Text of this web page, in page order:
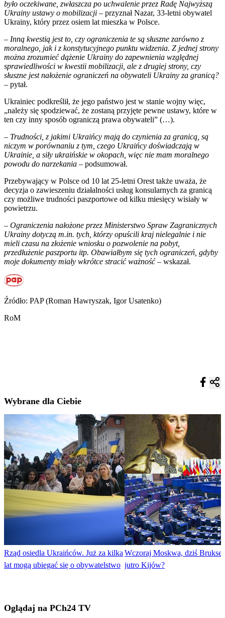
było oczekiwane, zwłaszcza po uchwalenie przez Radę Najwyższą
Ukrainy ustawy o mobilizacji – przyznał Nazar, 33-letni obywatel
Ukrainy, który przez osiem lat mieszka w Polsce.
– Inną kwestią jest to, czy ograniczenia te są słuszne zarówno z
moralnego, jak i z konstytucyjnego punktu widzenia. Z jednej strony
można zrozumieć dążenie Ukrainy do zapewnienia względnej
sprawiedliwości w kwestii mobilizacji, ale z drugiej strony, czy
słuszne jest nałożenie ograniczeń na obywateli Ukrainy za granicą?
– pytał.
Ukrainiec podkreślił, że jego państwo jest w stanie wojny więc,
„należy się spodziewać, że zostaną przyjęte pewne ustawy, które w
ten czy inny sposób ograniczą prawa obywateli” (…).
– Trudności, z jakimi Ukraińcy mają do czynienia za granicą, są
niczym w porównaniu z tym, czego Ukraińcy doświadczają w
Ukrainie, a siły ukraińskie w okopach, więc nie mam moralnego
powodu do narzekania – podsumował.
Przebywający w Polsce od 10 lat 25-letni Orest także uważa, że
decyzja o zawieszeniu działalności usług konsularnych za granicą
czy możliwe trudności paszportowe od kilku miesięcy wisiały w
powietrzu.
– Ograniczenia nałożone przez Ministerstwo Spraw Zagranicznych
Ukrainy dotyczą m.in. tych, którzy opuścili kraj nielegalnie i nie
mieli czasu na złożenie wniosku o pozwolenie na pobyt,
przedłużenie paszportu itp. Obawiałbym się tych ograniczeń, gdyby
moje dokumenty miały wkrótce stracić ważność– wskazał.
Źródło: PAP (Roman Hawryszak, Igor Usatenko)
RoM
Wybrane dla Ciebie
Rząd osiedla Ukraińców. Już za kilka
lat mogą ubiegać się o obywatelstwo
Wczoraj Moskwa, dziś
jutro Kijów?
Oglądaj na PCh24 TV